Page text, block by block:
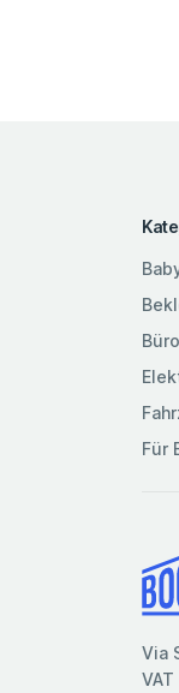
Für
Via